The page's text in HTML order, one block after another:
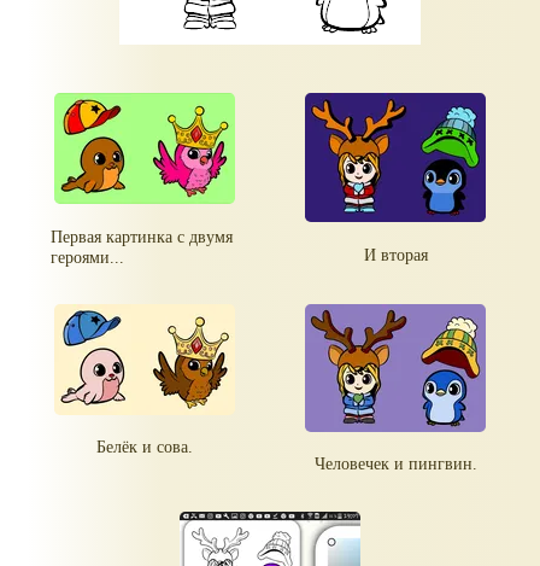
Первая картинка с двумя
героями...
И вторая
Белёк и сова.
Человечек и пингвин.